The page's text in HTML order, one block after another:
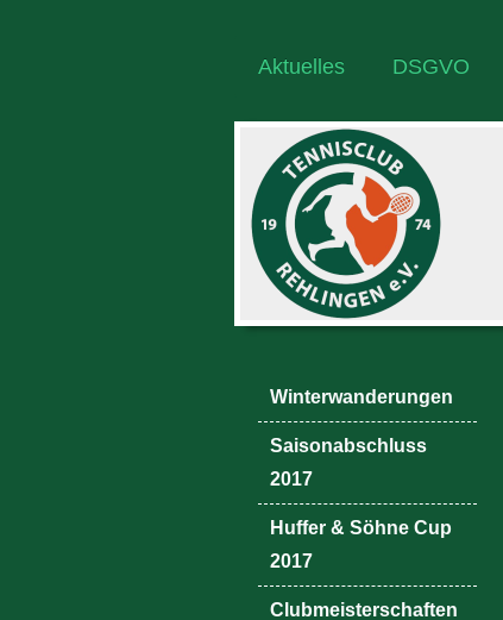
Aktuelles DSGVO
Winterwanderungen
Saisonabschluss
2017
Huffer & Söhne Cup
2017
Clubmeisterschaften